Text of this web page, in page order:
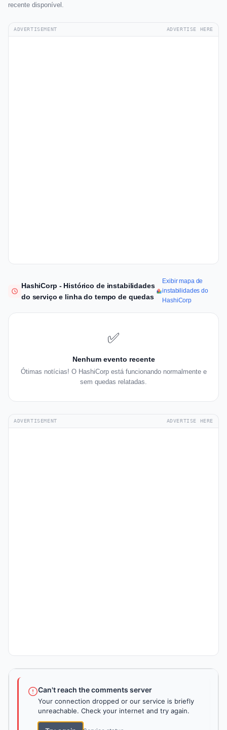
recente disponível.
ADVERTISEMENT ADVERTISE HERE
HashiCorp - Histórico de instabilidades
do serviço e linha do tempo de quedas
Exibir mapa de
instabilidades do
HashiCorp
✅
Nenhum evento recente
Ótimas notícias! O HashiCorp está funcionando normalmente e
sem quedas relatadas.
ADVERTISEMENT ADVERTISE HERE
Can't reach the comments server
Your connection dropped or our service is briefly
unreachable. Check your internet and try again.